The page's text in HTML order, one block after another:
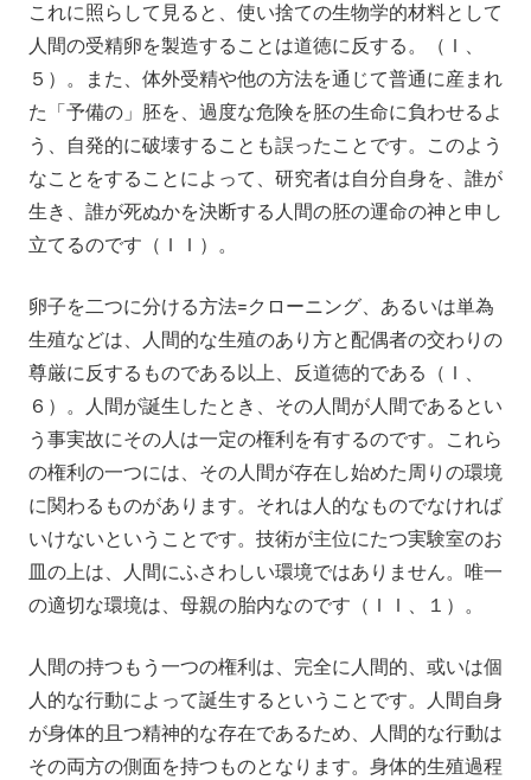
これに照らして見ると、使い捨ての生物学的材料として
人間の受精卵を製造することは道徳に反する。（Ｉ、
５）。また、体外受精や他の方法を通じて普通に産まれ
た「予備の」胚を、過度な危険を胚の生命に負わせるよ
う、自発的に破壊することも誤ったことです。このよう
なことをすることによって、研究者は自分自身を、誰が
生き、誰が死ぬかを決断する人間の胚の運命の神と申し
立てるのです（ＩＩ）。
卵子を二つに分ける方法=クローニング、あるいは単為
生殖などは、人間的な生殖のあり方と配偶者の交わりの
尊厳に反するものである以上、反道徳的である（Ｉ、
６）。人間が誕生したとき、その人間が人間であるとい
う事実故にその人は一定の権利を有するのです。これら
の権利の一つには、その人間が存在し始めた周りの環境
に関わるものがあります。それは人的なものでなければ
いけないということです。技術が主位にたつ実験室のお
皿の上は、人間にふさわしい環境ではありません。唯一
の適切な環境は、母親の胎内なのです（ＩＩ、１）。
人間の持つもう一つの権利は、完全に人間的、或いは個
人的な行動によって誕生するということです。人間自身
が身体的且つ精神的な存在であるため、人間的な行動は
その両方の側面を持つものとなります。身体的生殖過程